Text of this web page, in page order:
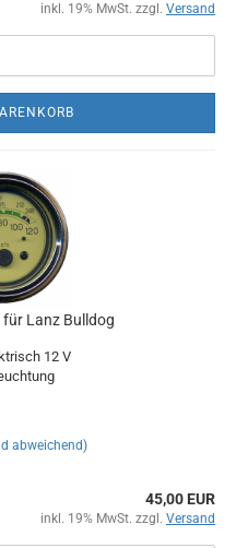
inkl. 19% MwSt. zzgl. Versand
Lanz Bulldog
12 V
abweichend)
45,00 EUR
inkl. 19% MwSt. zzgl. Versand